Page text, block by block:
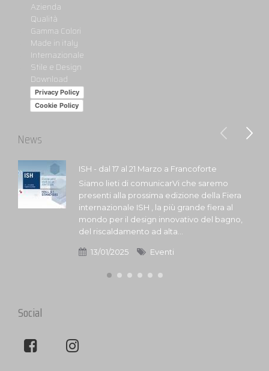
Azienda
Qualità
Gamma Colori
Made in italy
Internazionale
Stile e Design
Download
Privacy Policy
Cookie Policy
News
ISH - dal 17 al 21 Marzo a Francoforte
Siamo lieti di comunicarVi che saremo
presenti alla prossima edizione della Fiera
internazionale ISH , la più grande fiera al
mondo per il design innovativo del bagno,
del riscaldamento ad alta...
13/01/2025 Eventi
Social